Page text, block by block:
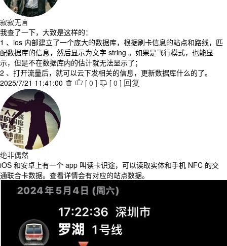
寂寂无言
我查了一下，大致是这样的：
1 、ios 内部建立了一个庞大的数据库，根据刷卡信息的站点和路线，匹
配数据库的信息，然后显示为文字 string 。如果是飞行模式，也能显
示，但是不在数据库内的估计就无法显示了；
2 、打开流量后，就可以云下发相关的信息，更新数据库什么的了。
2025/7/21 11:41:00   [ 0 ]  [ 0 ] 回复
绝非偶然
iOS 和安卓上有一个 app 叫读卡识途，可以读取实体和手机 NFC 的交
通联合卡数据。查看详情会有对应的站点数据。